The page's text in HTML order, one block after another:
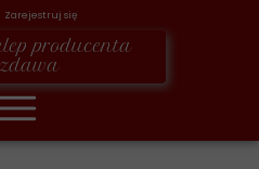
się
producenta